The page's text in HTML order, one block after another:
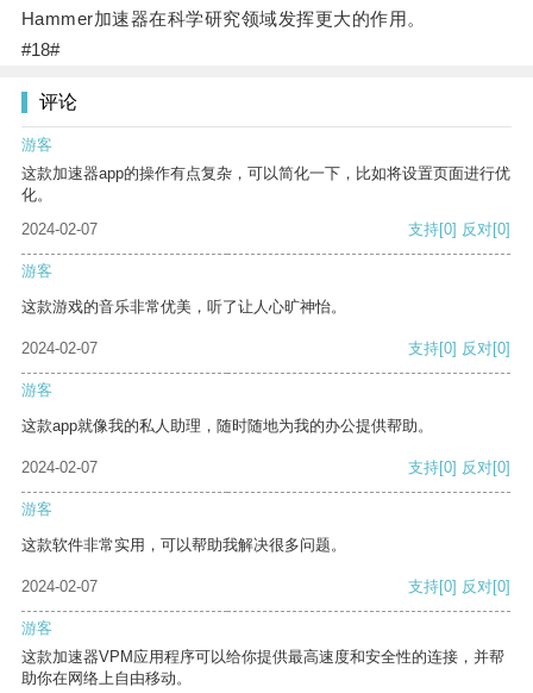
Hammer加速器在科学研究领域发挥更大的作用。
#18#
评论
游客
这款加速器app的操作有点复杂，可以简化一下，比如将设置页面进行优
化。
2024-02-07
支持[0] 反对[0]
游客
这款游戏的音乐非常优美，听了让人心旷神怡。
2024-02-07 支持[0] 反对[0]
游客
这款app就像我的私人助理，随时随地为我的办公提供帮助。
2024-02-07 支持[0] 反对[0]
游客
这款软件非常实用，可以帮助我解决很多问题。
2024-02-07 支持[0] 反对[0]
游客
这款加速器VPM应用程序可以给你提供最高速度和安全性的连接，并帮
助你在网络上自由移动。